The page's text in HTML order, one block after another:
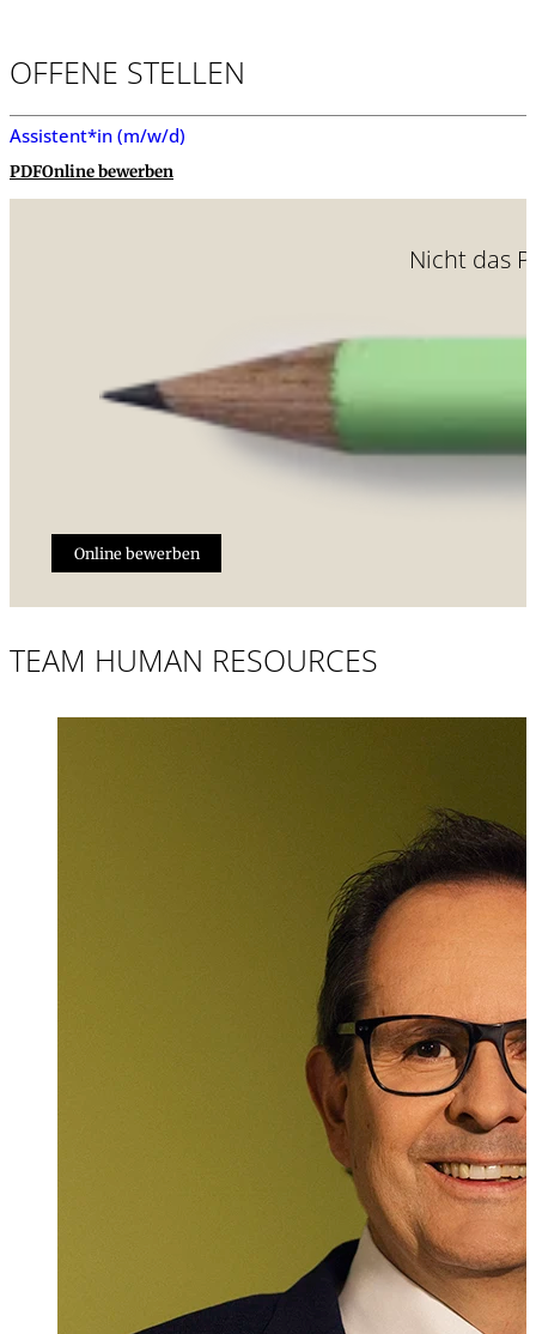
OFFENE STELLEN
Assistent*in (m/w/d)
PDFOnline bewerben
Nicht das
Online bewerben
TEAM HUMAN RESOURCES